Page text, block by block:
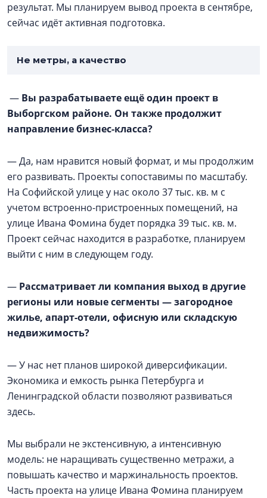
результат. Мы планируем вывод проекта в сентябре,
сейчас идёт активная подготовка.
Не метры, а качество
— Вы разрабатываете ещё один проект в
Выборгском районе. Он также продолжит
направление бизнес-класса?
— Да, нам нравится новый формат, и мы продолжим
его развивать. Проекты сопоставимы по масштабу.
На Софийской улице у нас около 37 тыс. кв. м с
учетом встроенно-пристроенных помещений, на
улице Ивана Фомина будет порядка 39 тыс. кв. м.
Проект сейчас находится в разработке, планируем
выйти с ним в следующем году.
— Рассматривает ли компания выход в другие
регионы или новые сегменты — загородное
жилье, апарт-отели, офисную или складскую
недвижимость?
— У нас нет планов широкой диверсификации.
Экономика и емкость рынка Петербурга и
Ленинградской области позволяют развиваться
здесь.
Мы выбрали не экстенсивную, а интенсивную
модель: не наращивать существенно метражи, а
повышать качество и маржинальность проектов.
Часть проекта на улице Ивана Фомина планируем